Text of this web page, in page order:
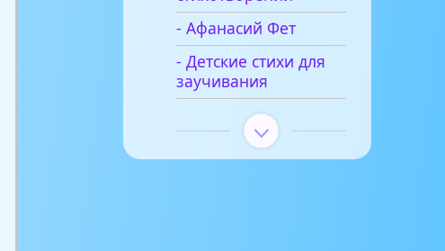
- Афанасий Фет
- Детские стихи для
заучивания